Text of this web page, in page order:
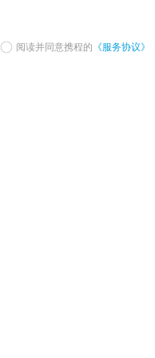
阅读并同意携程的 《服务协议》